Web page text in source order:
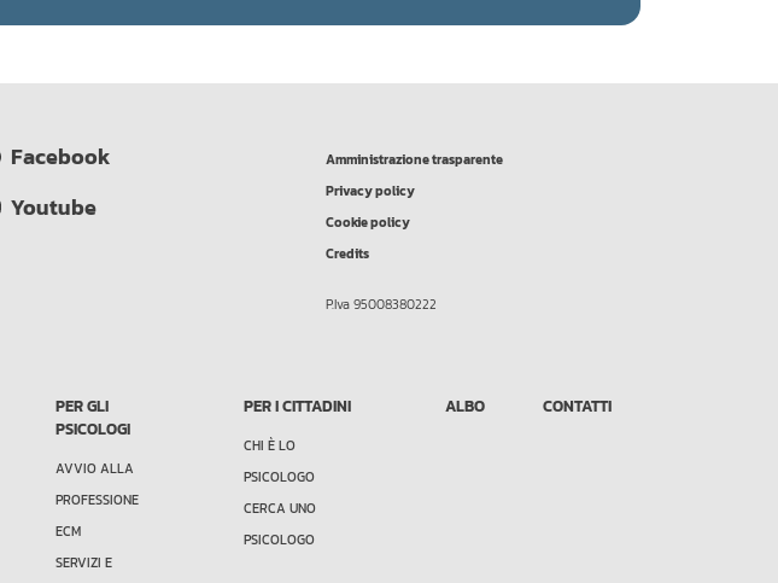
Facebook
Youtube
Amministrazione trasparente
Privacy policy
Cookie policy
Credits
P.Iva 95008380222
PER GLI
PSICOLOGI
AVVIO ALLA
PROFESSIONE
ECM
SERVIZI E
PER I CITTADINI
CHI È LO
PSICOLOGO
CERCA UNO
PSICOLOGO
ALBO CONTATTI